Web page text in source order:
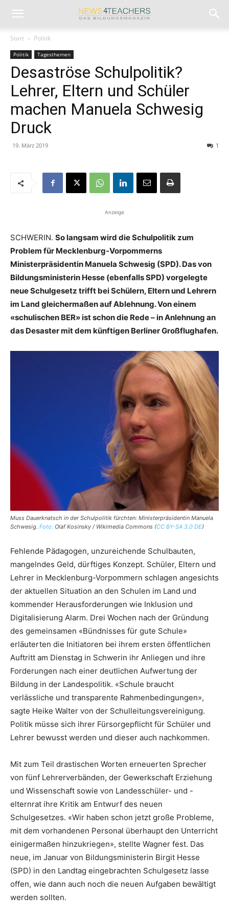
Start Politik
Politik Tagesthemen
Desaströse Schulpolitik?
Lehrer, Eltern und Schüler
machen Manuela Schwesig
Druck
19. März 2019 1
Anzeige
SCHWERIN. So langsam wird die Schulpolitik zum
Problem für Mecklenburg-Vorpommerns
Ministerpräsidentin Manuela Schwesig (SPD). Das von
Bildungsministerin Hesse (ebenfalls SPD) vorgelegte
neue Schulgesetz trifft bei Schülern, Eltern und Lehrern
im Land gleichermaßen auf Ablehnung. Von einem
«schulischen BER» ist schon die Rede – in Anlehnung an
das Desaster mit dem künftigen Berliner Großflughafen.
Muss Dauerknatsch in der Schulpolitik fürchten: Ministerpräsidentin Manuela
Schwesig. Foto: Olaf Kosinsky / Wikimedia Commons (CC BY-SA 3.0 DE)
Fehlende Pädagogen, unzureichende Schulbauten,
mangelndes Geld, dürftiges Konzept. Schüler, Eltern und
Lehrer in Mecklenburg-Vorpommern schlagen angesichts
der aktuellen Situation an den Schulen im Land und
kommender Herausforderungen wie Inklusion und
Digitalisierung Alarm. Drei Wochen nach der Gründung
des gemeinsamen «Bündnisses für gute Schule»
erläuterten die Initiatoren bei ihrem ersten öffentlichen
Auftritt am Dienstag in Schwerin ihr Anliegen und ihre
Forderungen nach einer deutlichen Aufwertung der
Bildung in der Landespolitik. «Schule braucht
verlässliche und transparente Rahmenbedingungen»,
sagte Heike Walter von der Schulleitungsvereinigung.
Politik müsse sich ihrer Fürsorgepflicht für Schüler und
Lehrer bewusst werden und dieser auch nachkommen.
Mit zum Teil drastischen Worten erneuerten Sprecher
von fünf Lehrerverbänden, der Gewerkschaft Erziehung
und Wissenschaft sowie von Landesschüler- und -
elternrat ihre Kritik am Entwurf des neuen
Schulgesetzes. «Wir haben schon jetzt große Probleme,
mit dem vorhandenen Personal überhaupt den Unterricht
einigermaßen hinzukriegen», stellte Wagner fest. Das
neue, im Januar von Bildungsministerin Birgit Hesse
(SPD) in den Landtag eingebrachten Schulgesetz lasse
offen, wie dann auch noch die neuen Aufgaben bewältigt
werden sollten.